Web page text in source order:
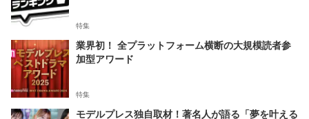
特集
業界初！ 全プラットフォーム横断の大規模読者参
加型アワード
特集
モデルプレス独自取材！著名人が語る「夢を叶える